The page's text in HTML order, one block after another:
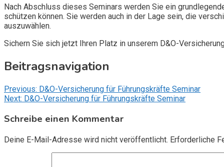
Nach Abschluss dieses Seminars werden Sie ein
schützen können. Sie werden auch in der Lage sein, die
auszuwählen.
Sichern Sie sich jetzt Ihren Platz in unserem D&O-
Beitragsnavigation
Previous: D&O-Versicherung für Führungskräfte Seminar
Next: D&O-Versicherung für Führungskräfte Seminar
Schreibe einen Kommentar
Deine E-Mail-Adresse wird nicht veröffentlicht. Erforderliche